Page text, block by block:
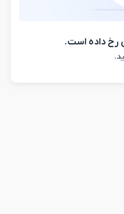
رخ داده است.